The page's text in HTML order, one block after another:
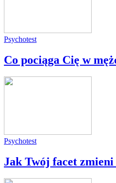
Psychotest
Co pociąga Cię w
Psychotest
Jak Twój facet zmieni